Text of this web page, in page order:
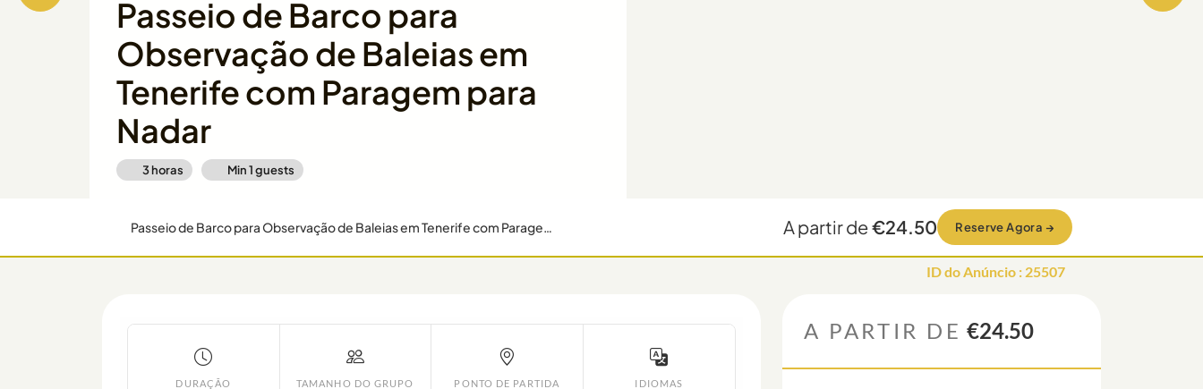
Passeio de Barco para
Observação de Baleias em
Tenerife com Paragem para
Nadar
3 horas Min1guests
Passeio de Barco para Observação de Baleias em Tenerife com Paragem para Nadar A partir de€24.50 Reserve Agora →
ID do Anúncio : 25507
DURAÇÃO TAMANHO DO GRUPO PONTO DE PARTIDA IDIOMAS
A PARTIR DE €24.50